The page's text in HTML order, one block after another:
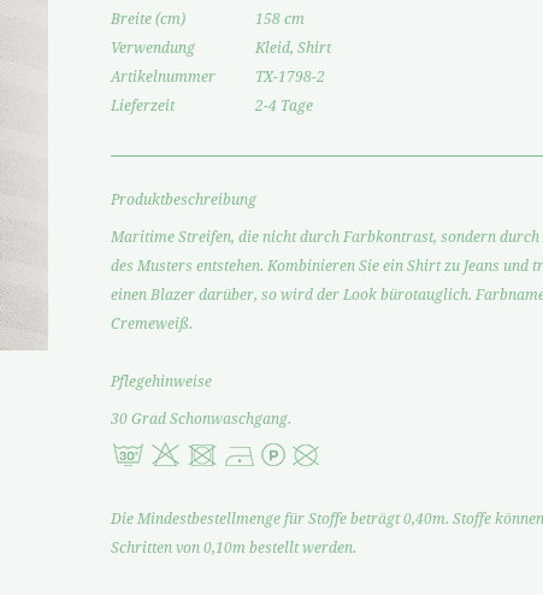
Breite (cm)
158 cm
Verwendung
Kleid, Shirt
Artikelnummer
TX-1798-2
Lieferzeit
2-4 Tage
Produktbeschreibung
Maritime Streifen, die nicht durch Farbkontrast, sondern durch
des Musters entstehen. Kombinieren Sie ein Shirt zu Jeans und
einen Blazer darüber, so wird der Look bürotauglich.
Cremeweiß.
Pflegehinweise
30 Grad Schonwaschgang.
Die Mindestbestellmenge für Stoffe beträgt 0,40m. Stoffe
Schritten von 0,10m bestellt werden.